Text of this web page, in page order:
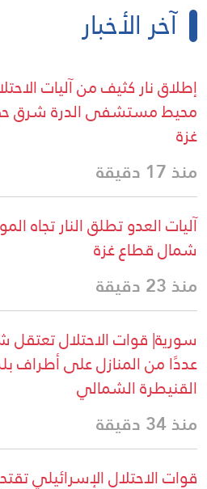
آخر الأخبار
إطلاق نار كثيف من آليات
محيط مستشفى الدرة شرق
غزة
منذ 17 دقيقة
آليات العدو تطلق النار تجاه
شمال قطاع غزة
منذ 23 دقيقة
سورية| قوات الاحتلال تعتقل
عددًا من المنازل على أطراف
القنيطرة الشمالي
منذ 34 دقيقة
قوات الاحتلال الإسرائيلي